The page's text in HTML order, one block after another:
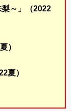
梨～」（2022
）
夏）